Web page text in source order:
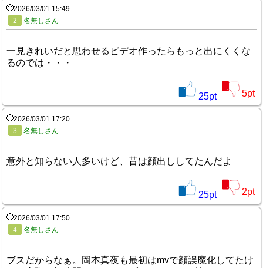
2026/03/01 15:49
2
名無しさん
一見きれいだと思わせるビデオ作ったらもっと出にくくな
るのでは・・・
25pt 5pt
2026/03/01 17:20
3
名無しさん
意外と知らない人多いけど、昔は顔出ししてたんだよ
25pt 2pt
2026/03/01 17:50
4
名無しさん
ブスだからなぁ。岡本真夜も最初はmvで顔誤魔化してたけ